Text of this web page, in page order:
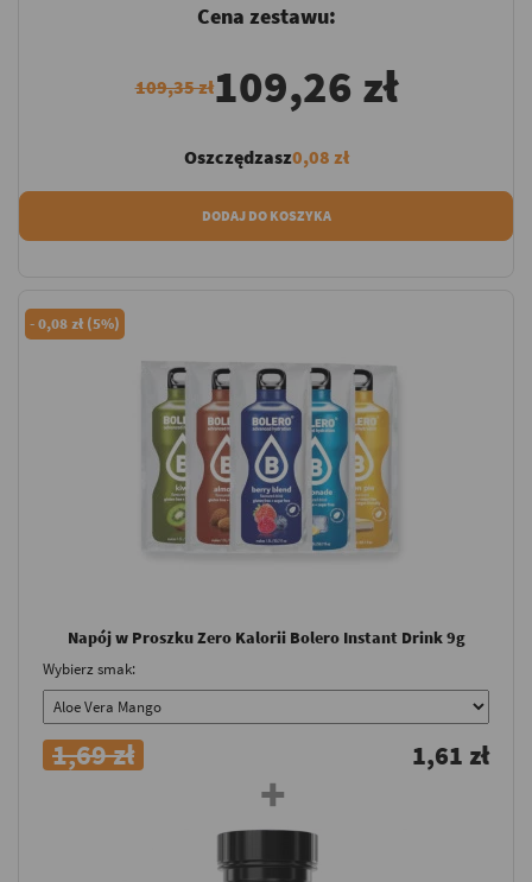
Cena zestawu:
109,35 zł109,26 zł
Oszczędzasz0,08 zł
DODAJ DO KOSZYKA
-0,08 zł (5%)
Napój w Proszku Zero Kalorii Bolero Instant Drink 9g
Wybierz smak:
1,69 zł 1,61 zł